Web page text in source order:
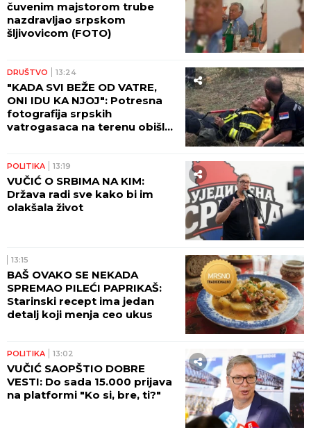
MLADIĆ (21) POSLE TUČE NOŽEM IZBO MUŠKARCA
Horor kod Sajma u Beogradu: Policija odmah
reagovala
(FOTO) BILA U KANDŽAMA DROGE,
DECA NISU IMALA ODEĆUPevačica
promenila život iz korena, pa
pokazala kako sada izgleda: "Bez
by Aklamator
VESTI
15:06
koje se sprema u jednom
tiganju (RECEPT)
14:46
OVO JE NAJSIGURNIJI ZNAK
Snažna poruka Svetog
Nektarija koju uvek treba
imati na umu!
POLITIKA 14:13